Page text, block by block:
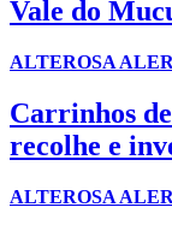
Vale do
ALTEROSA
Carrinhos
recolhe e
ALTEROSA